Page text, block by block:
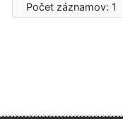
Počet záznamov: 1